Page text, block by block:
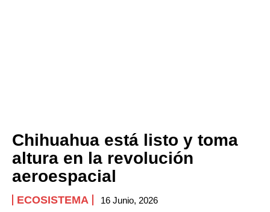
Chihuahua está listo y toma
altura en la revolución
aeroespacial
ECOSISTEMA 16 Junio, 2026